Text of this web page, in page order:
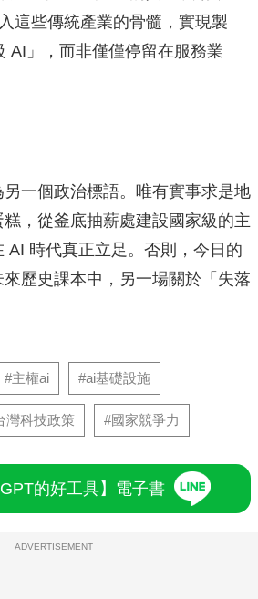
這些傳統產業的骨髓，實現製
AI」，而非僅僅停留在服務業
一個政治標語。唯有實事求是地
，從釜底抽薪處建設國家級的主
AI 時代真正立足。否則，今日的
歷史課本中，另一場關於「失落
#主權ai #ai基礎設施
灣科技政策 #國家競爭力
的好工具】電子書
ADVERTISEMENT